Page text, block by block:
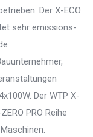
Der X-ECO
sehr emissions-
Der WTP X-
PRO Reihe